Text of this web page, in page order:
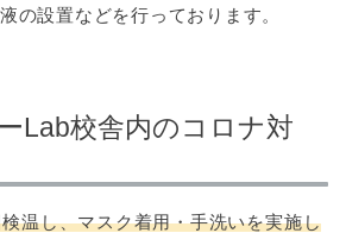
の設置などを行っております。
Lab校舎内のコロナ対
温し、マスク着用・手洗いを実施し